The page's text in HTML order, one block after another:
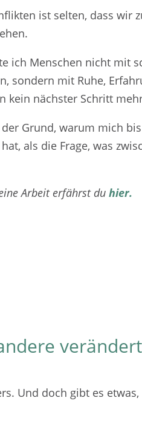
ist selten, dass wir
ich Menschen nicht mit
sondern mit Ruhe,
kein nächster Schritt
Grund, warum mich
als die Frage, was
Arbeit erfährst du hier.
Und doch gibt es